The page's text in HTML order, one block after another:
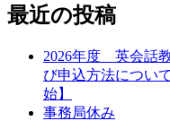
ナ
最近の投稿
2026年度 英会話
び申込方法につい
始】
事務局休み